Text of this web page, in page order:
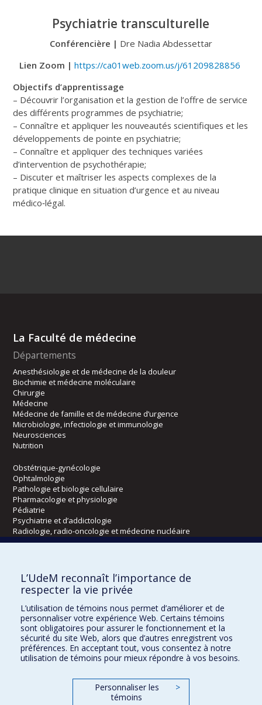
Psychiatrie transculturelle
Conférencière | Dre Nadia Abdessettar
Lien Zoom | https://ca01web.zoom.us/j/61209828856
Objectifs d’apprentissage
– Découvrir l’organisation et la gestion de l’offre de service
des différents programmes de psychiatrie;
– Connaître et appliquer les nouveautés scientifiques et les
développements de pointe en psychiatrie;
– Connaître et appliquer des techniques variées
d’intervention de psychothérapie;
– Discuter et maîtriser les aspects complexes de la
pratique clinique en situation d’urgence et au niveau
médico‐légal.
La Faculté de médecine
Départements
Anesthésiologie et de médecine de la douleur
Biochimie et médecine moléculaire
Chirurgie
Médecine
Médecine de famille et de médecine d’urgence
Microbiologie, infectiologie et immunologie
Neurosciences
Nutrition
Obstétrique-gynécologie
Ophtalmologie
Pathologie et biologie cellulaire
Pharmacologie et physiologie
Pédiatrie
Psychiatrie et d’addictologie
Radiologie, radio-oncologie et médecine nucléaire
Kinésiologie et des sciences de l’activité physique
Orthophonie et audiologie
Réadaptation
Directions
DPC
CPASS
L’UdeM reconnaît l’importance de
respecter la vie privée
L’utilisation de témoins nous permet d’améliorer et de
personnaliser votre expérience Web. Certains témoins
sont obligatoires pour assurer le fonctionnement et la
sécurité du site Web, alors que d’autres enregistrent vos
préférences. En acceptant tout, vous consentez à notre
utilisation de témoins pour mieux répondre à vos besoins.
Personnaliser les
témoins
>